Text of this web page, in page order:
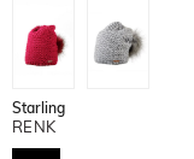
Starling
RENK